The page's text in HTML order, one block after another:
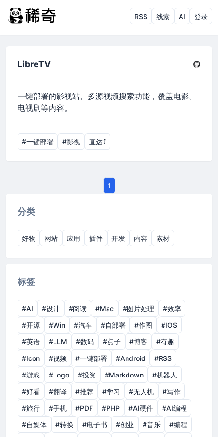
RSS 线索 AI 登录
分类
好物 网站 应用 插件 开发 内容 素材
标签
#AI #设计 #阅读 #Mac #图片处理
#效率
#开源
#Win #汽车 #自部署 #作图
#IOS
#英语
#LLM #数码 #点子 #博客
#有趣
#Icon
#视频 #一键部署 #Android
#RSS
#游戏
#Logo #投资 #Markdown
#机器人
#好看
#翻译 #推荐 #学习 #无人机
#写作
#旅行
#手机 #PDF #PHP #AI硬件
#AI编程
#自媒体
#转换 #电子书 #创业 #音乐
#编程
LibreTV
一键部署的影视站。多源视频搜索功能，覆盖电影、
电视剧等内容。
#一键部署 #影视 直达⤴︎
1